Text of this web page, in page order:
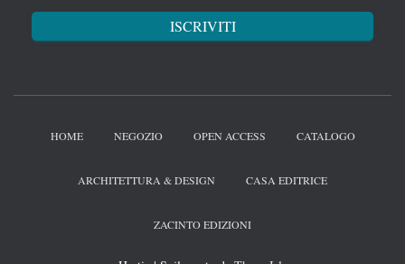
HOME NEGOZIO OPEN ACCESS CATALOGO
ARCHITETTURA & DESIGN CASA EDITRICE
ZACINTO EDIZIONI